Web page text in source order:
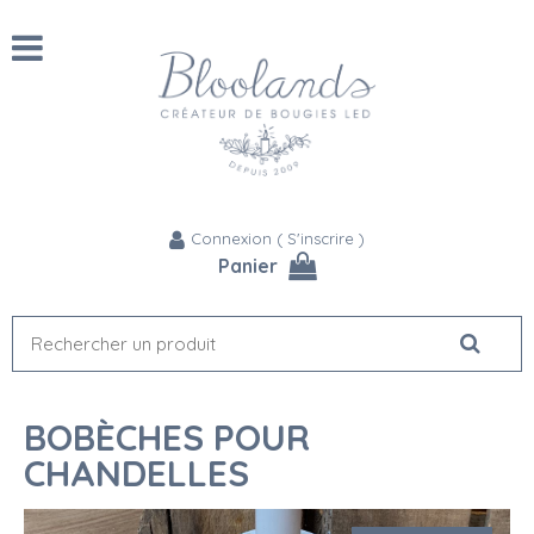
Connexion ( S'inscrire )
Panier
BOBÈCHES POUR
CHANDELLES